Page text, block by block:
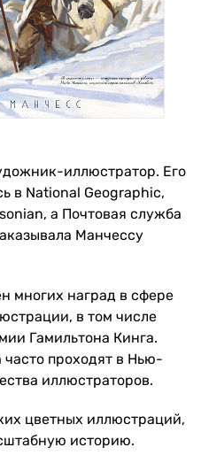
иллюстратор. Его
в National Geographic,
а Почтовая служба
Манчессу
многих наград в сфере
в том числе
Гамильтона Кинга.
проходят в Нью-
иллюстраторов.
цветных иллюстраций,
историю.